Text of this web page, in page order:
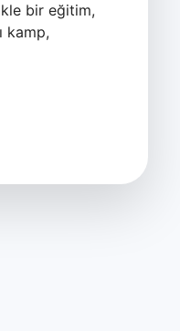
bir eğitim,
kamp,